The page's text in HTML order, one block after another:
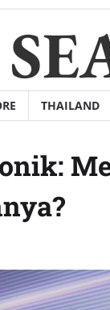
THAILAND